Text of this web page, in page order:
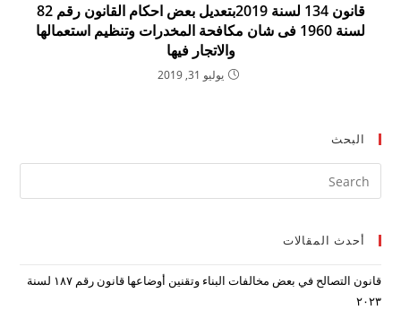
قانون 134 لسنة 2019بتعديل بعض احكام القانون رقم 82
لسنة 1960 فى شان مكافحة المخدرات وتنظيم استعمالها
والاتجار فيها
يوليو 31, 2019
البحث
أحدث المقالات
قانون التصالح في بعض مخالفات البناء وتقنين أوضاعها قانون رقم ۱۸۷ لسنة
۲۰۲۳